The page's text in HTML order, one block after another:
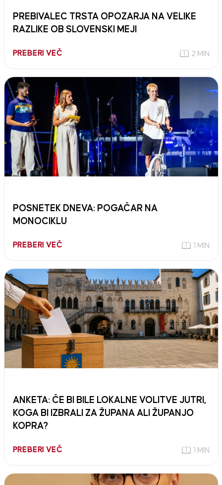
PREBIVALEC TRSTA OPOZARJA NA VELIKE
RAZLIKE OB SLOVENSKI MEJI
PREBERI VEČ 2 MIN
POSNETEK DNEVA: POGAČAR NA
MONOCIKLU
PREBERI VEČ 1 MIN
ANKETA: ČE BI BILE LOKALNE VOLITVE JUTRI,
KOGA BI IZBRALI ZA ŽUPANA ALI ŽUPANJO
KOPRA?
PREBERI VEČ 1 MIN